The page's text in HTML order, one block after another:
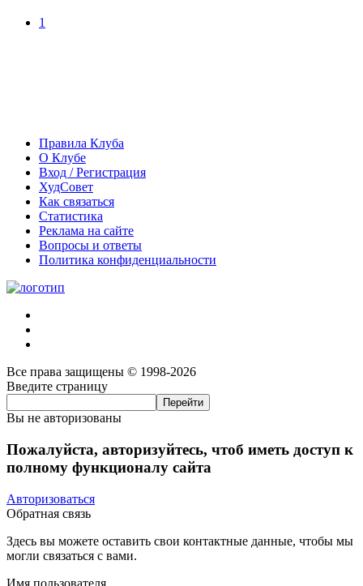
1
Правила Клуба
О Клубе
Вход / Регистрация
ХудСовет
Как связаться
Статистика
Реклама на сайте
Вопросы и ответы
Политика конфиденциальности
Все права защищены © 1998-2026
Введите страницу
Вы не авторизованы
Пожалуйста, авторизуйтесь, чтоб иметь доступ к
полному функционалу сайта
Авторизоваться
Обратная связь
Здесь вы можете оставить свои контактные данные, чтобы мы
могли связаться с вами.
Имя пользователя